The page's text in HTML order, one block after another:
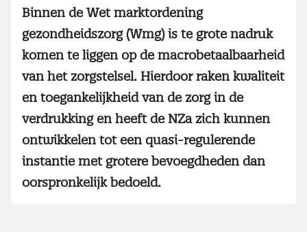
Binnen de Wet marktordening
gezondheidszorg (Wmg) is te grote nadruk
komen te liggen op de macrobetaalbaarheid
van het zorgstelsel. Hierdoor raken kwaliteit
en toegankelijkheid van de zorg in de
verdrukking en heeft de NZa zich kunnen
ontwikkelen tot een quasi-regulerende
instantie met grotere bevoegdheden dan
oorspronkelijk bedoeld.